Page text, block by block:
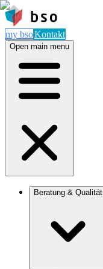
my bsoKontakt
Open main menu
Beratung & Qualität